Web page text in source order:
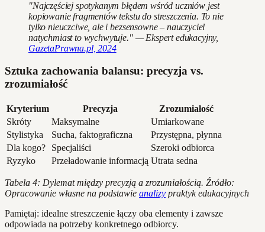
"Najczęściej spotykanym błędem wśród uczniów jest
kopiowanie fragmentów tekstu do streszczenia. To nie
tylko nieuczciwe, ale i bezsensowne – nauczyciel
natychmiast to wychwytuje." — Ekspert edukacyjny,
GazetaPrawna.pl, 2024
Sztuka zachowania balansu: precyzja vs.
zrozumiałość
Kryterium Precyzja
Zrozumiałość
Skróty
Maksymalne
Umiarkowane
Stylistyka
Sucha, faktograficzna
Przystępna, płynna
Dla kogo?
Specjaliści
Szeroki odbiorca
Ryzyko
Przeładowanie informacją Utrata sedna
Tabela 4: Dylemat między precyzją a zrozumiałością. Źródło:
Opracowanie własne na podstawie analizy praktyk edukacyjnych
Pamiętaj: idealne streszczenie łączy oba elementy i zawsze
odpowiada na potrzeby konkretnego odbiorcy.